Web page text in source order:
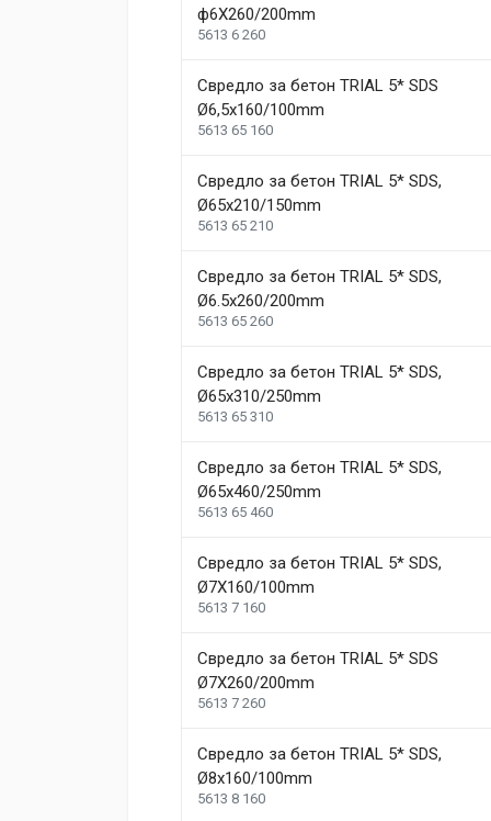
Review Stars
Your Review
Post Your Review
ф6X260/200mm
5613 6 260
Свредло за бетон TRIAL 5* SDS
Ø6,5x160/100mm
5613 65 160
Свредло за бетон TRIAL 5* SDS,
Ø65х210/150mm
5613 65 210
Свредло за бетон TRIAL 5* SDS,
Ø6.5x260/200mm
5613 65 260
Свредло за бетон TRIAL 5* SDS,
Ø65х310/250mm
5613 65 310
Свредло за бетон TRIAL 5* SDS,
Ø65х460/250mm
5613 65 460
Свредло за бетон TRIAL 5* SDS,
Ø7X160/100mm
5613 7 160
Свредло за бетон TRIAL 5* SDS
Ø7X260/200mm
5613 7 260
Свредло за бетон TRIAL 5* SDS,
Ø8x160/100mm
5613 8 160